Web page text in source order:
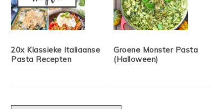
20x Klassieke Italiaanse
Pasta Recepten
Groene Monster Pasta
(Halloween)